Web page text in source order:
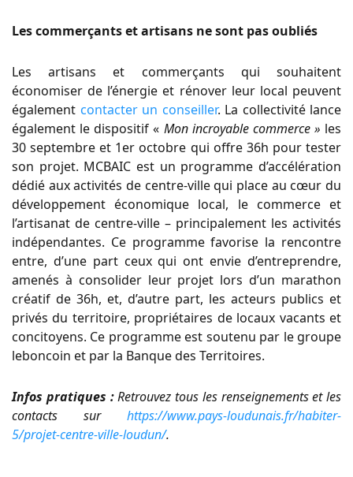
Les commerçants et artisans ne sont pas oubliés
Les artisans et commerçants qui souhaitent
économiser de l’énergie et rénover leur local peuvent
également contacter un conseiller. La collectivité lance
également le dispositif « Mon incroyable commerce » les
30 septembre et 1er octobre qui offre 36h pour tester
son projet. MCBAIC est un programme d’accélération
dédié aux activités de centre-ville qui place au cœur du
développement économique local, le commerce et
l’artisanat de centre-ville – principalement les activités
indépendantes. Ce programme favorise la rencontre
entre, d’une part ceux qui ont envie d’entreprendre,
amenés à consolider leur projet lors d’un marathon
créatif de 36h, et, d’autre part, les acteurs publics et
privés du territoire, propriétaires de locaux vacants et
concitoyens. Ce programme est soutenu par le groupe
leboncoin et par la Banque des Territoires.
Infos pratiques :Retrouvez tous les renseignements et les
contacts sur https://www.pays-loudunais.fr/habiter-
5/projet-centre-ville-loudun/.